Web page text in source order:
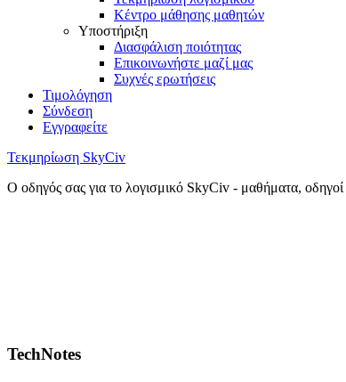
Κέντρο μάθησης μαθητών
Υποστήριξη
Διασφάλιση ποιότητας
Επικοινωνήστε μαζί μας
Συχνές ερωτήσεις
Τιμολόγηση
Σύνδεση
Εγγραφείτε
Τεκμηρίωση SkyCiv
Ο οδηγός σας για το λογισμικό SkyCiv - μαθήματα, οδηγοί
TechNotes